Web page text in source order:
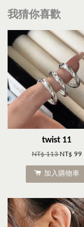
我猜你喜歡
twist 11
NT$ 113NT$ 99
加入購物車